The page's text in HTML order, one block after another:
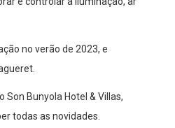
no verão de 2023, e
Bunyola Hotel & Villas,
todas as novidades.